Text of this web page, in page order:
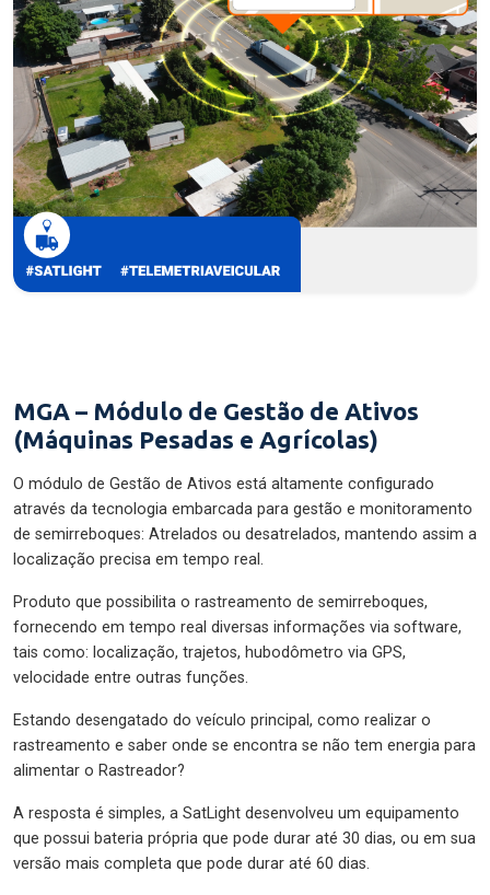
MGA – Módulo de Gestão de Ativos
(Máquinas Pesadas e Agrícolas)
O módulo de Gestão de Ativos está altamente configurado
através da tecnologia embarcada para gestão e monitoramento
de semirreboques: Atrelados ou desatrelados, mantendo assim a
localização precisa em tempo real.
Produto que possibilita o rastreamento de semirreboques,
fornecendo em tempo real diversas informações via software,
tais como: localização, trajetos, hubodômetro via GPS,
velocidade entre outras funções.
Estando desengatado do veículo principal, como realizar o
rastreamento e saber onde se encontra se não tem energia para
alimentar o Rastreador?
A resposta é simples, a SatLight desenvolveu um equipamento
que possui bateria própria que pode durar até 30 dias, ou em sua
versão mais completa que pode durar até 60 dias.